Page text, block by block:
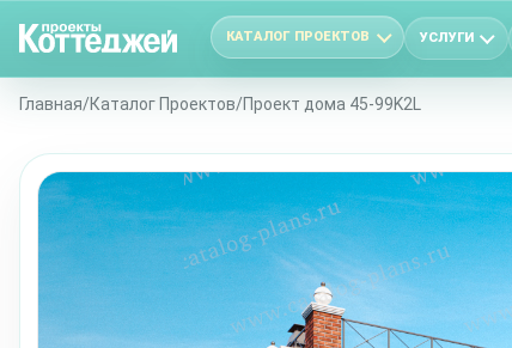
КАТАЛОГ ПРОЕКТОВ УСЛУГИ
Главная/Каталог Проектов/Проект дома 45-99K2L